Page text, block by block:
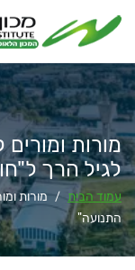
מורות
לגיל הרך
עמוד הבית /
מורות
התנועה"